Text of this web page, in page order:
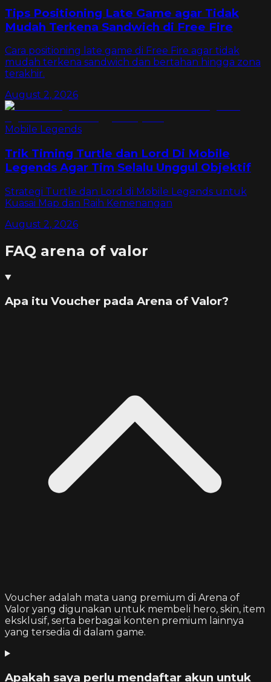
Tips Positioning Late Game agar Tidak
Mudah Terkena Sandwich di Free Fire
Cara positioning late game di Free Fire agar tidak
mudah terkena sandwich dan bertahan hingga zona
terakhir.
August 2, 2026
Mobile Legends
Trik Timing Turtle dan Lord Di Mobile
Legends Agar Tim Selalu Unggul Objektif
Strategi Turtle dan Lord di Mobile Legends untuk
Kuasai Map dan Raih Kemenangan
August 2, 2026
FAQ arena of valor
Apa itu Voucher pada Arena of Valor?
Voucher adalah mata uang premium di Arena of
Valor yang digunakan untuk membeli hero, skin, item
eksklusif, serta berbagai konten premium lainnya
yang tersedia di dalam game.
Apakah saya perlu mendaftar akun untuk